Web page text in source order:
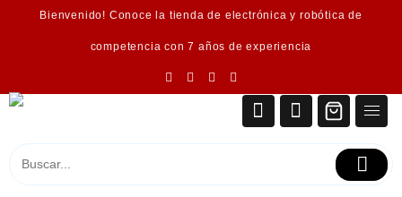
Bienvenido! Conoce la tienda de electrónica y robótica de
competencia con 7 años de experiencia